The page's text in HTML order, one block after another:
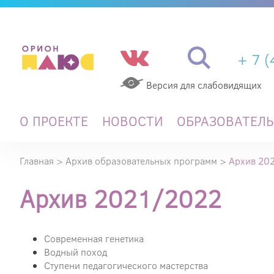
Версия для слабовидящих
+ 7
О ПРОЕКТЕ НОВОСТИ
Главная > Архив образовательных программ > Архив
Архив 2021/2022
Современная генетика
Водный поход
Ступени педагогического мастерства